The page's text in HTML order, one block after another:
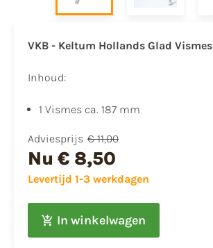
VKB - Keltum Hollands Glad Vismes
Inhoud:
1 Vismes ca. 187 mm
Adviesprijs € 11,00
Nu € 8,50
Levertijd 1-3 werkdagen
In winkelwagen